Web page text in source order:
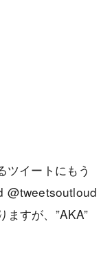
ツイートにもう
@tweetsoutloud
すが、”AKA”